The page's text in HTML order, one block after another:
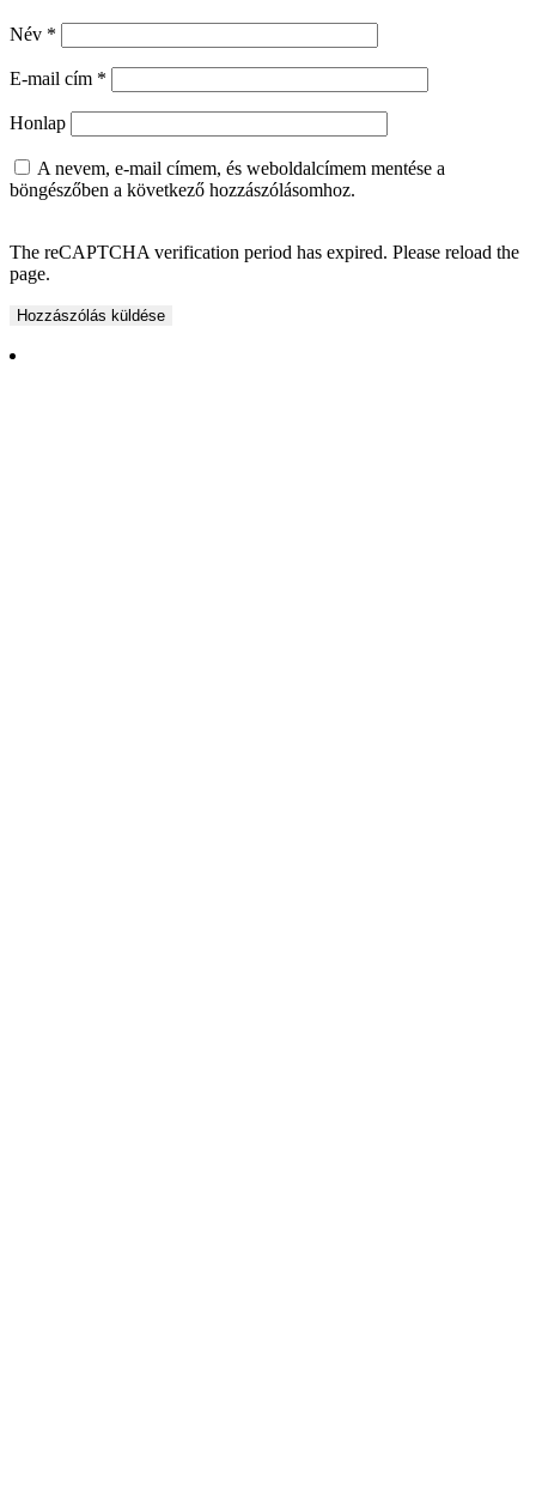
Név *
E-mail cím *
Honlap
A nevem, e-mail címem, és weboldalcímem mentése a
böngészőben a következő hozzászólásomhoz.
The reCAPTCHA verification period has expired. Please reload the
page.